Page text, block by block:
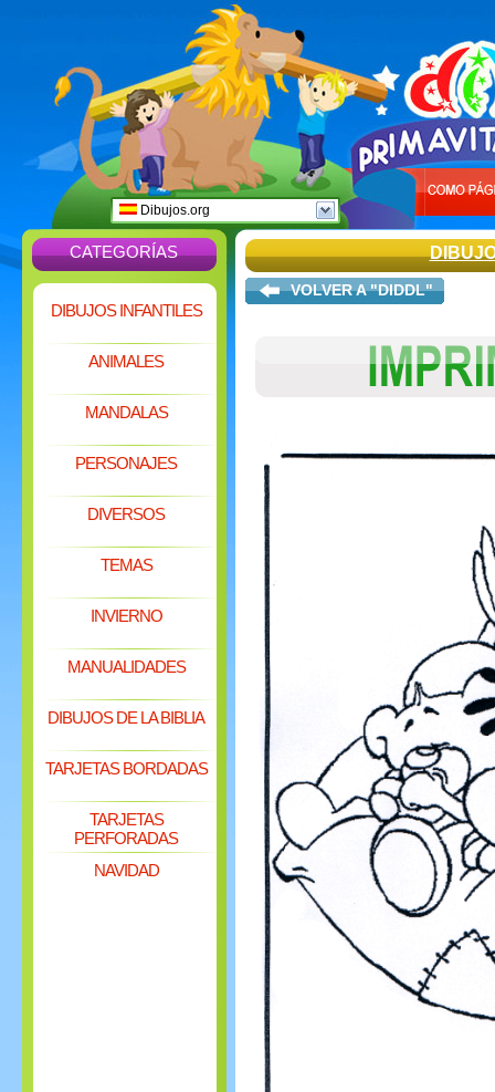
Dibujos.org
CATEGORÍAS
DIBUJOS INFANTILES
ANIMALES
MANDALAS
PERSONAJES
DIVERSOS
TEMAS
INVIERNO
MANUALIDADES
DIBUJOS DE LA BIBLIA
TARJETAS BORDADAS
TARJETAS
PERFORADAS
NAVIDAD
VOLVER A "DIDDL"